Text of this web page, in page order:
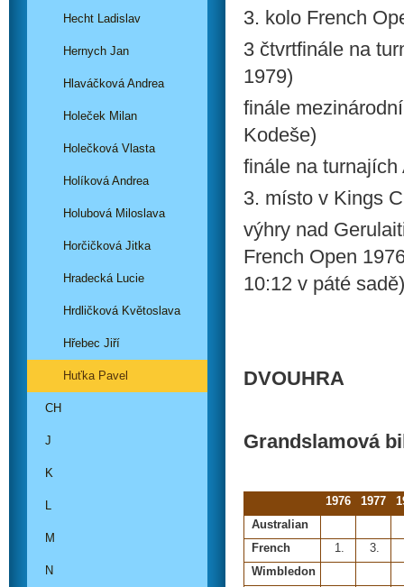
3. kolo French
3 čtvrtfinále na
1979)
finále
Kodeše)
finále na
3. místo v Kings
výhry nad
French Open
10:12 v páté sadě)
DVOUHRA
Grandslamová
1976 1977
Australian
French
1.
3.
Wimbledon
Hecht Ladislav
Hernych Jan
Hlaváčková Andrea
Holeček Milan
Holečková Vlasta
Holíková Andrea
Holubová Miloslava
Horčičková Jitka
Hradecká Lucie
Hrdličková Květoslava
Hřebec Jiří
Huťka Pavel
CH
J
K
L
M
N